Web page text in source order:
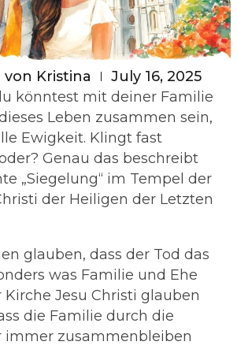
von Kristina
July 16, 2025
könntest mit deiner Familie
Leben zusammen sein,
Ewigkeit. Klingt fast
Genau das beschreibt
„Siegelung“ im Tempel der
der Heiligen der Letzten
glauben, dass der Tod das
was Familie und Ehe
Kirche Jesu Christi glauben
die Familie durch die
immer zusammenbleiben